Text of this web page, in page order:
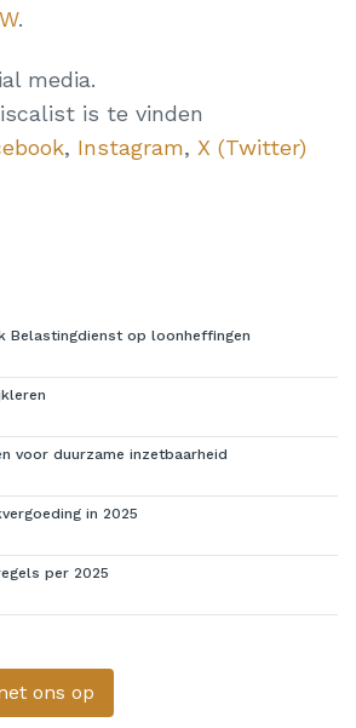
.
media.
is te vinden
, Instagram, X (Twitter)
Belastingdienst op loonheffingen
voor duurzame inzetbaarheid
in 2025
per 2025
ons op